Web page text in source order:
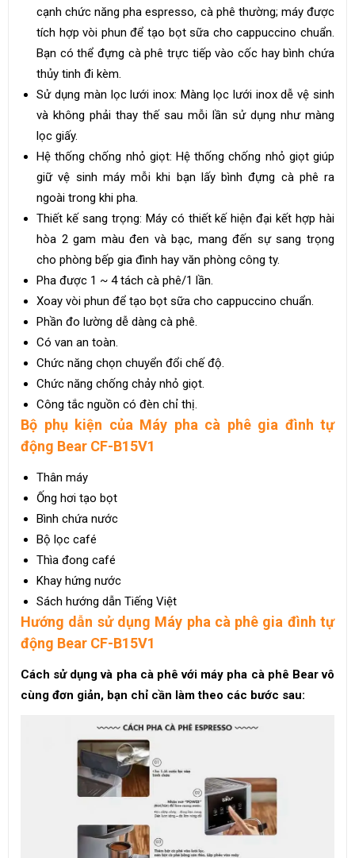
cạnh chức năng pha espresso, cà phê thường; máy được
tích hợp vòi phun để tạo bọt sữa cho cappuccino chuẩn.
Bạn có thể đựng cà phê trực tiếp vào cốc hay bình chứa
thủy tinh đi kèm.
Sử dụng màn lọc lưới inox: Màng lọc lưới inox dễ vệ sinh
và không phải thay thế sau mỗi lần sử dụng như màng
lọc giấy.
Hệ thống chống nhỏ giọt: Hệ thống chống nhỏ giọt giúp
giữ vệ sinh máy mỗi khi bạn lấy bình đựng cà phê ra
ngoài trong khi pha.
Thiết kế sang trọng: Máy có thiết kế hiện đại kết hợp hài
hòa 2 gam màu đen và bạc, mang đến sự sang trọng
cho phòng bếp gia đình hay văn phòng công ty.
Pha được 1 ~ 4 tách cà phê/1 lần.
Xoay vòi phun để tạo bọt sữa cho cappuccino chuẩn.
Phần đo lường dễ dàng cà phê.
Có van an toàn.
Chức năng chọn chuyển đổi chế độ.
Chức năng chống chảy nhỏ giọt.
Công tắc nguồn có đèn chỉ thị.
Bộ phụ kiện của Máy pha cà phê gia đình tự
động Bear CF-B15V1
Thân máy
Ống hơi tạo bọt
Bình chứa nước
Bộ lọc café
Thìa đong café
Khay hứng nước
Sách hướng dẫn Tiếng Việt
Hướng dẫn sử dụng Máy pha cà phê gia đình tự
động Bear CF-B15V1
Cách sử dụng và pha cà phê với máy pha cà phê Bear vô
cùng đơn giản, bạn chỉ cần làm theo các bước sau: